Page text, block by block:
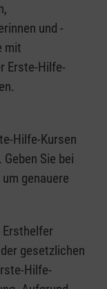
und -
mit
Erste-Hilfe-
Hilfe-Kursen
Sie bei
genauere
gesetzlichen
Hilfe-